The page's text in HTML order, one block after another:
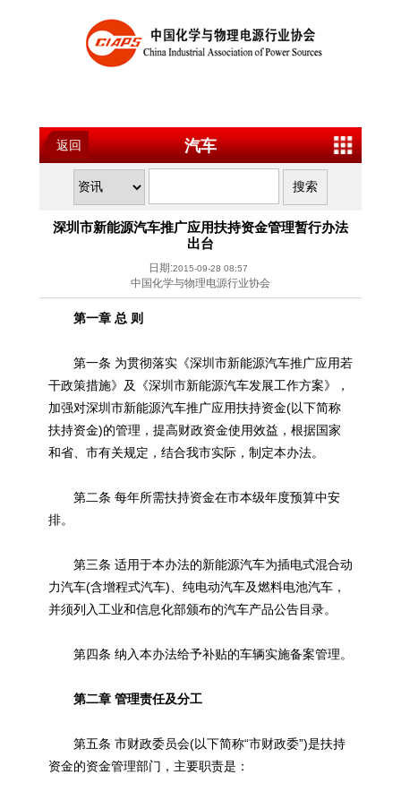
返回 汽车
深圳市新能源汽车推广应用扶持资金管理暂行办法
出台
日期:2015-09-28 08:57
中国化学与物理电源行业协会
第一章 总 则
第一条 为贯彻落实《深圳市新能源汽车推广应用若
干政策措施》及《深圳市新能源汽车发展工作方案》，
加强对深圳市新能源汽车推广应用扶持资金(以下简称
扶持资金)的管理，提高财政资金使用效益，根据国家
和省、市有关规定，结合我市实际，制定本办法。
第二条 每年所需扶持资金在市本级年度预算中安
排。
第三条 适用于本办法的新能源汽车为插电式混合动
力汽车(含增程式汽车)、纯电动汽车及燃料电池汽车，
并须列入工业和信息化部颁布的汽车产品公告目录。
第四条 纳入本办法给予补贴的车辆实施备案管理。
第二章 管理责任及分工
第五条 市财政委员会(以下简称“市财政委”)是扶持
资金的资金管理部门，主要职责是：